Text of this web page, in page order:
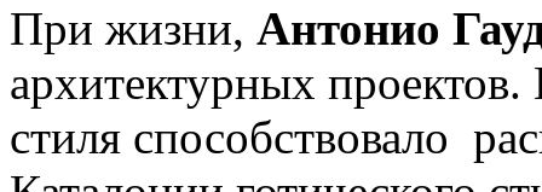
При жизни, Антонио
архитектурных
стиля способствовало